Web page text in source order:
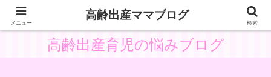
高齢出産の体験と悩みから子供主体の育児を考察
高齢出産育児の悩みブログ
メニュー
高齢出産ママブログ
検索